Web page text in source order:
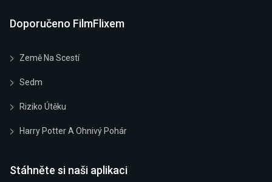
Doporučeno FilmFlixem
Země Na Scestí
Sedm
Riziko Útěku
Harry Potter A Ohnivý Pohár
Stáhněte si naši aplikaci